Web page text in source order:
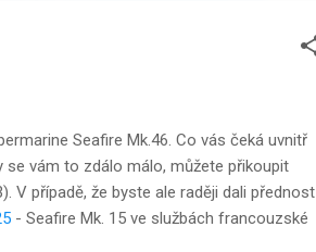
Seafire Mk.46. Co vás čeká uvnitř
vám to zdálo málo, můžete přikoupit
V případě, že byste ale raději dali přednost
- Seafire Mk. 15 ve službách francouzské